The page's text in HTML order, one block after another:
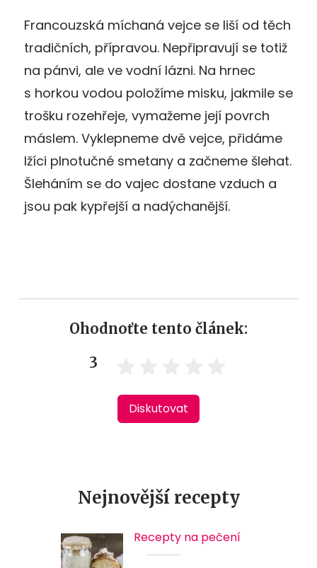
Francouzská míchaná vejce se liší od těch
tradičních, přípravou. Nepřipravují se totiž
na pánvi, ale ve vodní lázni. Na hrnec
s horkou vodou položíme misku, jakmile se
trošku rozehřeje, vymažeme její povrch
máslem. Vyklepneme dvě vejce, přidáme
lžíci plnotučné smetany a začneme šlehat.
Šleháním se do vajec dostane vzduch a
jsou pak kypřejší a nadýchanější.
Ohodnoťte tento článek:
3
Diskutovat
Nejnovější recepty
Recepty na pečení